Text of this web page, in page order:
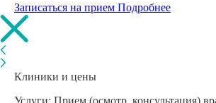
Записаться на прием Подробнее
Клиники и цены
Услуги: Прием (осмотр, консультация)